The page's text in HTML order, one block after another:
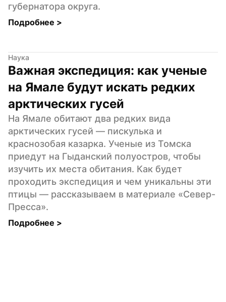
губернатора округа.
Подробнее >
Наука
Важная экспедиция: как ученые
на Ямале будут искать редких
арктических гусей
На Ямале обитают два редких вида
арктических гусей — пискулька и
краснозобая казарка. Ученые из Томска
приедут на Гыданский полуостров, чтобы
изучить их места обитания. Как будет
проходить экспедиция и чем уникальны эти
птицы — рассказываем в материале «Север-
Пресса».
Подробнее >